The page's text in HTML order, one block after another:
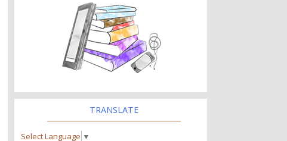
TRANSLATE
Select Language ▼